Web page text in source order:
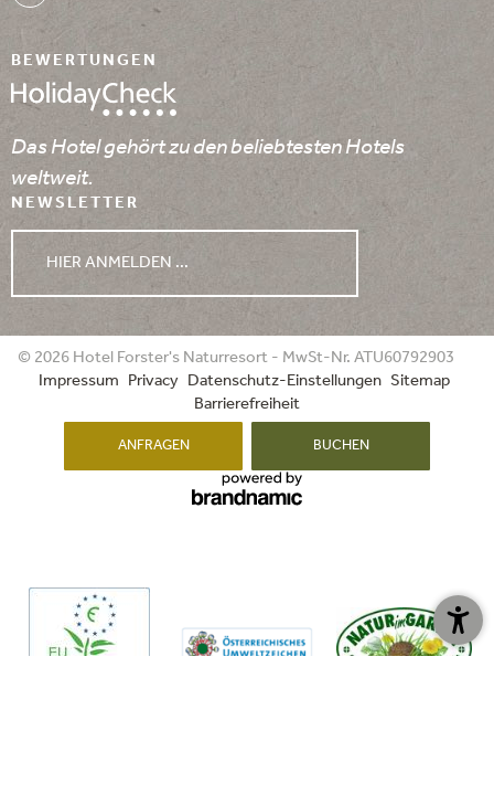
BEWERTUNGEN
Das Hotel gehört zu den beliebtesten Hotels
weltweit.
NEWSLETTER
HIER ANMELDEN ...
WETTER
06.08.2026 07.08.2026
min. 14°
min. 16°
© 2026 Hotel Forster's Naturresort - MwSt-Nr. ATU60792903
Impressum
Privacy Datenschutz-Einstellungen Sitemap
Barrierefreiheit
ANFRAGEN BUCHEN